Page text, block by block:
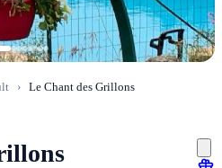
› Le Chant des Grillons